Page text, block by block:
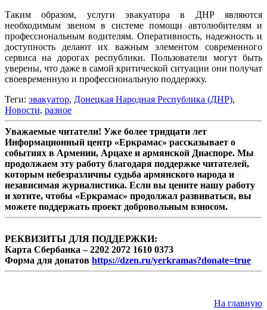
Таким образом, услуги эвакуатора в ДНР являются
необходимым звеном в системе помощи автолюбителям и
профессиональным водителям. Оперативность, надежность и
доступность делают их важным элементом современного
сервиса на дорогах республики. Пользователи могут быть
уверены, что даже в самой критической ситуации они получат
своевременную и профессиональную поддержку.
Теги: эвакуатор, Донецкая Народная Республика (ДНР),
Новости, разное
Уважаемые читатели! Уже более тридцати лет
Информационный центр «Еркрамас» рассказывает о
событиях в Армении, Арцахе и армянской Диаспоре. Мы
продолжаем эту работу благодаря поддержке читателей,
которым небезразличны судьба армянского народа и
независимая журналистика. Если вы цените нашу работу
и хотите, чтобы «Еркрамас» продолжал развиваться, вы
можете поддержать проект добровольным взносом.
РЕКВИЗИТЫ ДЛЯ ПОДДЕРЖКИ:
Карта Сбербанка – 2202 2072 1610 0373
Форма для донатов https://dzen.ru/yerkramas?donate=true
На главную